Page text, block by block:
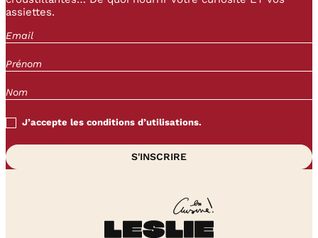
assiettes.
J’accepte les conditions d’utilisations.